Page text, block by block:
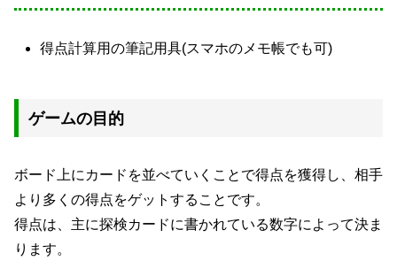
得点計算用の筆記用具(スマホのメモ帳でも可)
ゲームの目的
ボード上にカードを並べていくことで得点を獲得し、相手
より多くの得点をゲットすることです。
得点は、主に探検カードに書かれている数字によって決ま
ります。